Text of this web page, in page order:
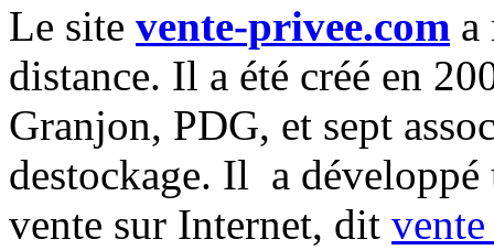
Le site vente-privee.com a
distance. Il a été créé en
Granjon, PDG, et sept
destockage. Il a
vente sur Internet, dit